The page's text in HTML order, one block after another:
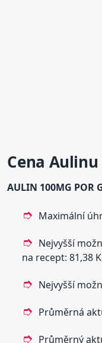
Cena Aulinu
AULIN 100MG POR
Maximální
Nejvyšší
na recept: 81,38
Nejvyšší
Průměrná
Průměrný